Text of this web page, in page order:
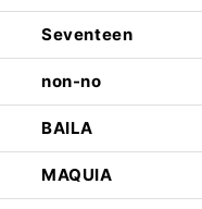
Seventeen
non-no
BAILA
MAQUIA